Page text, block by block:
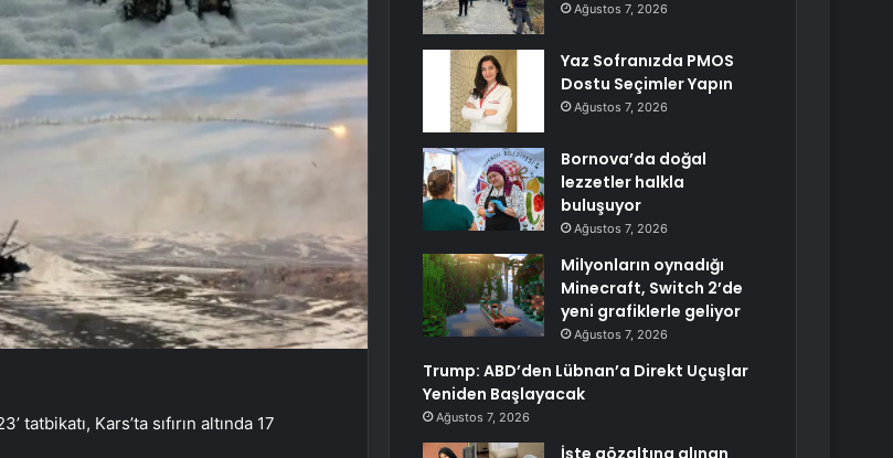
tatbikatı, Kars’ta sıfırın altında 17
Ağustos 7, 2026
Yaz Sofranızda PMOS
Dostu Seçimler Yapın
Ağustos 7, 2026
Bornova’da doğal
lezzetler halkla
buluşuyor
Ağustos 7, 2026
Milyonların oynadığı
Minecraft, Switch 2’de
yeni grafiklerle geliyor
Ağustos 7, 2026
Trump: ABD’den Lübnan’a Direkt Uçuşlar
Yeniden Başlayacak
Ağustos 7, 2026
İşte gözaltına alınan